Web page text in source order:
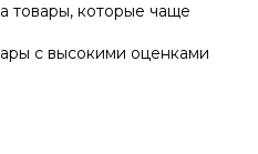
товары, которые чаще
с высокими оценками